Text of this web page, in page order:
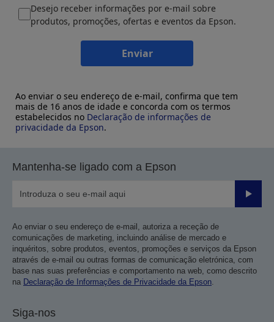
Desejo receber informações por e-mail sobre
produtos, promoções, ofertas e eventos da Epson.
Enviar
Ao enviar o seu endereço de e-mail, confirma que tem
mais de 16 anos de idade e concorda com os termos
estabelecidos no Declaração de informações de
privacidade da Epson.
Mantenha-se ligado com a Epson
Enviar
Ao enviar o seu endereço de e-mail, autoriza a receção de
comunicações de marketing, incluindo análise de mercado e
inquéritos, sobre produtos, eventos, promoções e serviços da Epson
através de e-mail ou outras formas de comunicação eletrónica, com
base nas suas preferências e comportamento na web, como descrito
na Declaração de Informações de Privacidade da Epson.
Siga-nos